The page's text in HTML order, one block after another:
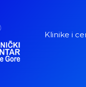
Klinike i